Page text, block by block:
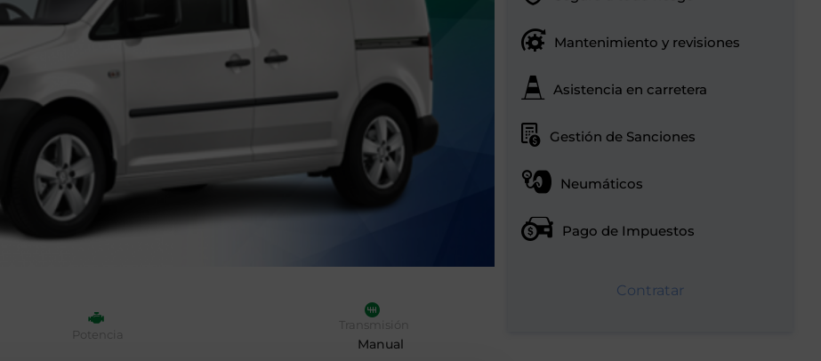
Potencia
Transmisión
Manual
Mantenimiento y revisiones
Asistencia en carretera
Gestión de Sanciones
Neumáticos
Pago de Impuestos
Contratar